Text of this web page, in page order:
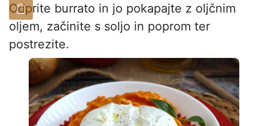
Odprite burrato in jo pokapajte z oljčnim
oljem, začinite s soljo in poprom ter
postrezite.